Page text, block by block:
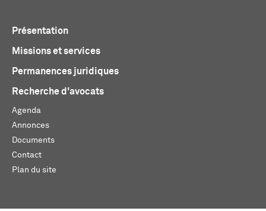
Présentation
Missions et services
Permanences juridiques
Recherche d'avocats
Agenda
Annonces
Documents
Contact
Plan du site